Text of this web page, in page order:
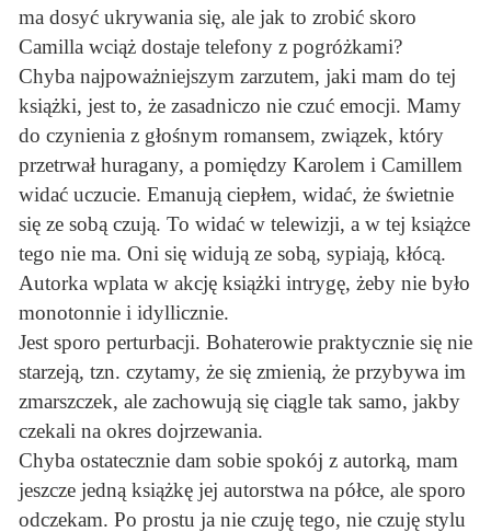
ma dosyć ukrywania się, ale jak to zrobić skoro
Camilla wciąż dostaje telefony z pogróżkami?
Chyba najpoważniejszym zarzutem, jaki mam do tej
książki, jest to, że zasadniczo nie czuć emocji. Mamy
do czynienia z głośnym romansem, związek, który
przetrwał huragany, a pomiędzy Karolem i Camillem
widać uczucie. Emanują ciepłem, widać, że świetnie
się ze sobą czują. To widać w telewizji, a w tej książce
tego nie ma. Oni się widują ze sobą, sypiają, kłócą.
Autorka wplata w akcję książki intrygę, żeby nie było
monotonnie i idyllicznie.
Jest sporo perturbacji. Bohaterowie praktycznie się nie
starzeją, tzn. czytamy, że się zmienią, że przybywa im
zmarszczek, ale zachowują się ciągle tak samo, jakby
czekali na okres dojrzewania.
Chyba ostatecznie dam sobie spokój z autorką, mam
jeszcze jedną książkę jej autorstwa na półce, ale sporo
odczekam. Po prostu ja nie czuję tego, nie czuję stylu